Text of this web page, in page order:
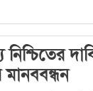
নিশ্চিতের